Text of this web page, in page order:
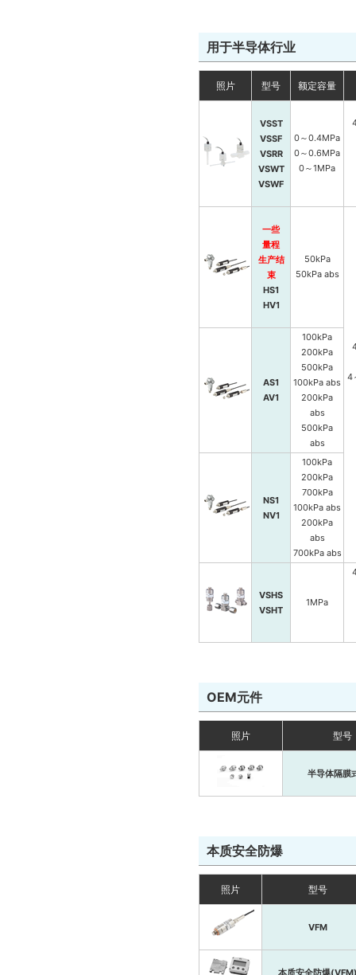
用于半导体行业
照片 型号 额定容量
VSST
VSSF
VSRR
VSWT
VSWF
0～0.4MPa
0～0.6MPa
0～1MPa
一些
量程
生产结
束
HS1
HV1
50kPa
50kPa abs
4
AS1
AV1
100kPa
200kPa
500kPa
100kPa abs
200kPa
abs
500kPa
abs
NS1
NV1
100kPa
200kPa
700kPa
100kPa abs
200kPa
abs
700kPa abs
VSHS
VSHT
1MPa
OEM元件
照片 型号
半导体隔膜
本质安全防爆
照片 型号
VFM
本质安全防爆